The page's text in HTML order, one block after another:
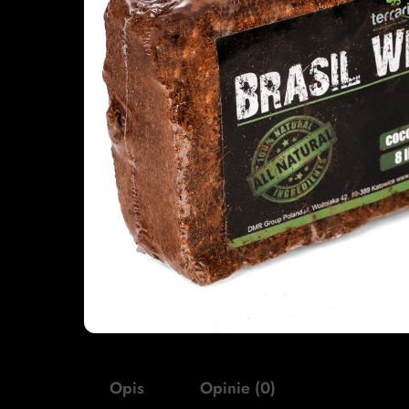
Opis Opinie (0)